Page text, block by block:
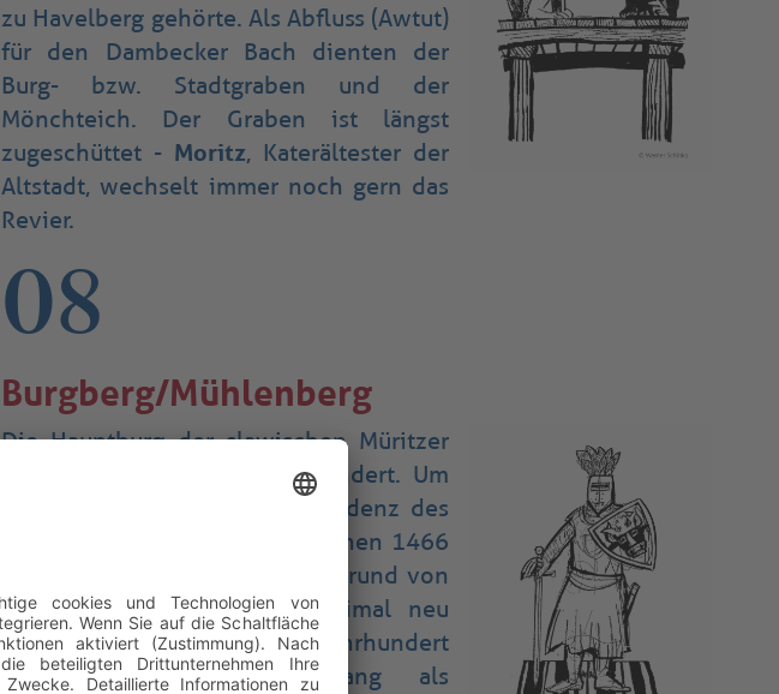
zu Havelberg gehörte. Als Abfluss (Awtut)
für den Dambecker Bach dienten der
Burg- bzw. Stadtgraben und der
Mönchteich. Der Graben ist längst
zugeschüttet - Moritz, Katerältester der
Altstadt, wechselt immer noch gern das
Revier.
08
Burgberg/Mühlenberg
Die Hauptburg der slawischen Müritzer
stand hier bis ins 12. Jahrhundert. Um
1276 diente sie auch als Residenz des
. Zwischen 1466
und 1727 musste die Burg aufgrund von
Bränden und Plünderung dreimal neu
aufgebaut werden. Im 20. Jahrhundert
wurde sie 60 Jahre lang als